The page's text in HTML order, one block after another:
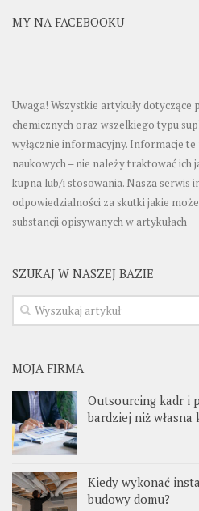
MY NA FACEBOOKU
Uwaga! Wszystkie artykuły
chemicznych oraz wszelkiego typu
wyłącznie informacyjny. Informacje
naukowych – nie należy traktować ich
kupna lub/i stosowania. Nasza serwis
odpowiedzialności za skutki jakie
substancji opisywanych w artykułach
SZUKAJ W NASZEJ BAZIE
MOJA FIRMA
Outsourcing kadr i
bardziej niż własna
Kiedy wykonać
budowy domu?